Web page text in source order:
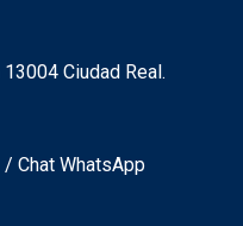
Ciudad Real.
Chat WhatsApp